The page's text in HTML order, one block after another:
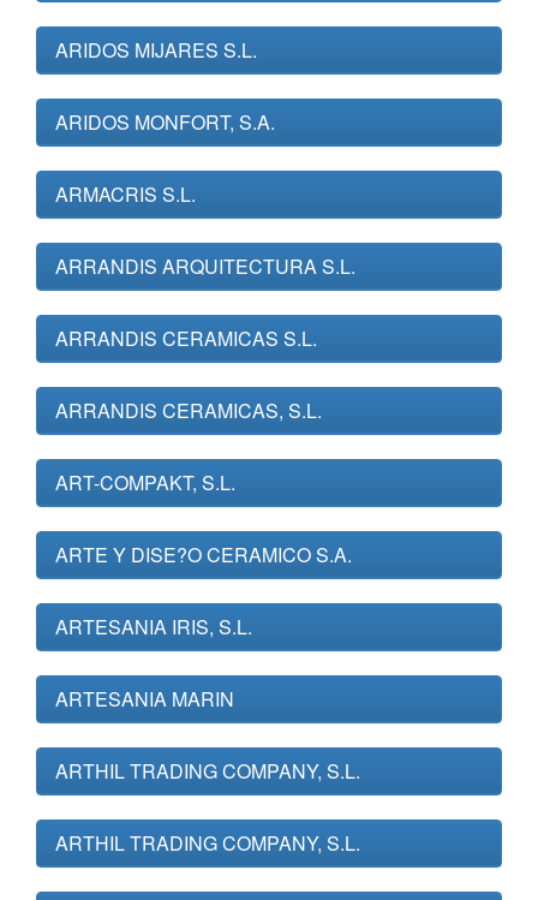
ARIDOS MIJARES S.L.
ARIDOS MONFORT, S.A.
ARMACRIS S.L.
ARRANDIS ARQUITECTURA S.L.
ARRANDIS CERAMICAS S.L.
ARRANDIS CERAMICAS, S.L.
ART-COMPAKT, S.L.
ARTE Y DISE?O CERAMICO S.A.
ARTESANIA IRIS, S.L.
ARTESANIA MARIN
ARTHIL TRADING COMPANY, S.L.
ARTHIL TRADING COMPANY, S.L.